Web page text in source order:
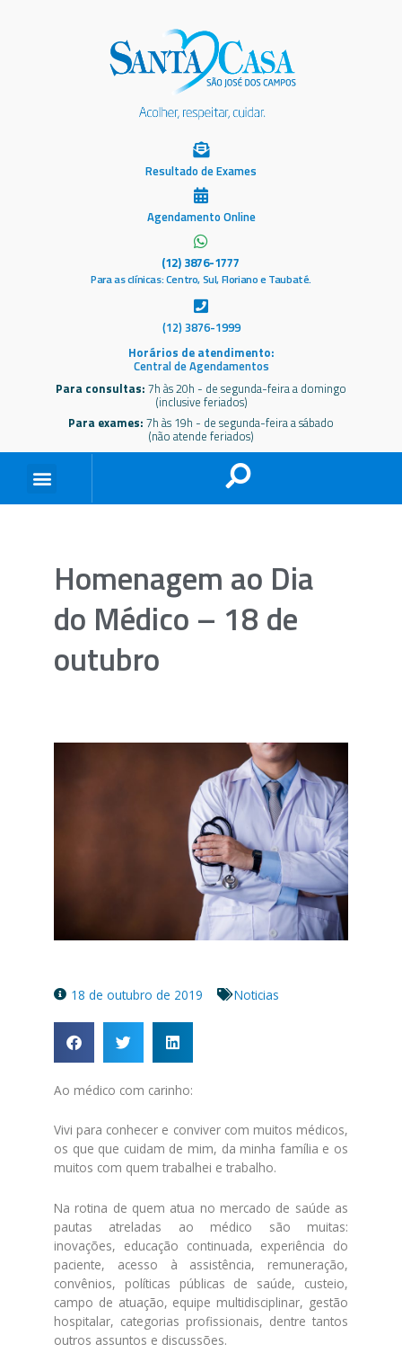
Resultado de Exames
Agendamento Online
(12) 3876-1777
Para as clínicas: Centro, Sul, Floriano e Taubaté.
(12) 3876-1999
Horários de atendimento:
Central de Agendamentos
Para consultas: 7h às 20h - de segunda-feira a domingo
(inclusive feriados)
Para exames: 7h às 19h - de segunda-feira a sábado
(não atende feriados)
Homenagem ao Dia
do Médico – 18 de
outubro
18 de outubro de 2019 Noticias
Ao médico com carinho:
Vivi para conhecer e conviver com muitos médicos,
os que que cuidam de mim, da minha família e os
muitos com quem trabalhei e trabalho.
Na rotina de quem atua no mercado de saúde as
pautas atreladas ao médico são muitas:
inovações, educação continuada, experiência do
paciente, acesso à assistência, remuneração,
convênios, políticas públicas de saúde, custeio,
campo de atuação, equipe multidisciplinar, gestão
hospitalar, categorias profissionais, dentre tantos
outros assuntos e discussões.